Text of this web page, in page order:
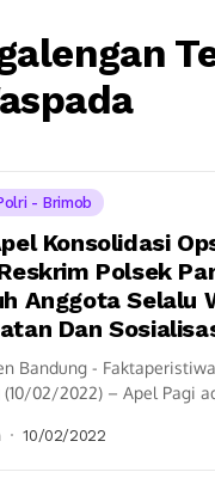
- Brimob
Konsolidasi
Polsek
Anggota Selalu
Dan
Bandung -
(10/02/2022) – Apel Pagi
10/02/2022